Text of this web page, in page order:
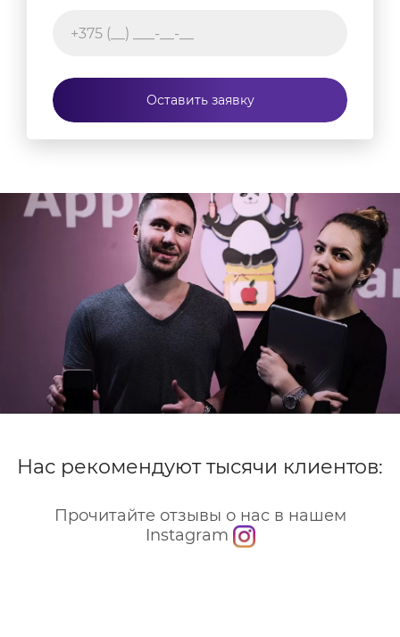
Оставить заявку
Нас рекомендуют тысячи клиентов:
Прочитайте отзывы о нас в нашем
Instagram